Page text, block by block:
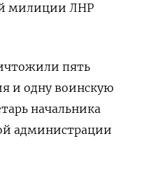
милиции ЛНР
пять
и одну воинскую
начальника
администрации